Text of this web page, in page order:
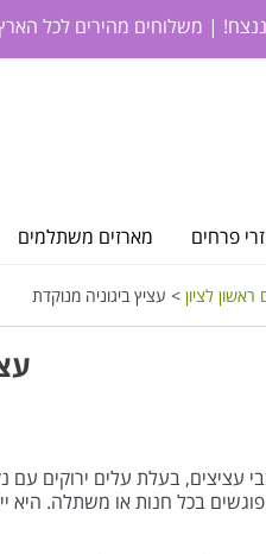
| משלוחים מהירים לכל
זרי פרחים מארזים משתלמים
לציון > עציץ ביגוניה מנוקדת
עציצים, בעלת עלים ירוקים עם
בכל חנות או משתלה. היא